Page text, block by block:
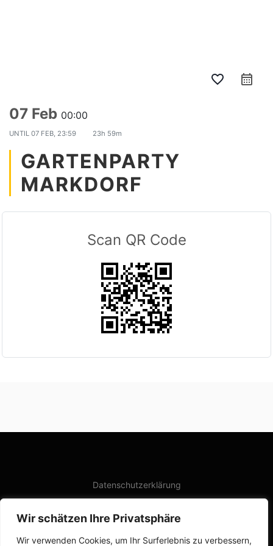
Wir schätzen Ihre Privatsphäre
Wir verwenden Cookies, um Ihr Surferlebnis zu verbessern,
favorite_border calendar_month
07 Feb 00:00
UNTIL 07 FEB, 23:59 23h 59m
GARTENPARTY
MARKDORF
Scan QR Code
Datenschutzerklärung
Impressum